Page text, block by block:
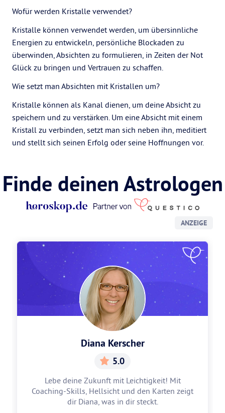
Wofür werden Kristalle verwendet?
Kristalle können verwendet werden, um übersinnliche
Energien zu entwickeln, persönliche Blockaden zu
überwinden, Absichten zu formulieren, in Zeiten der Not
Glück zu bringen und Vertrauen zu schaffen.
Wie setzt man Absichten mit Kristallen um?
Kristalle können als Kanal dienen, um deine Absicht zu
speichern und zu verstärken. Um eine Absicht mit einem
Kristall zu verbinden, setzt man sich neben ihn, meditiert
und stellt sich seinen Erfolg oder seine Hoffnungen vor.
Finde deinen Astrologen
ANZEIGE
Diana Kerscher
5.0
Lebe deine Zukunft mit Leichtigkeit! Mit
Coaching-Skills, Hellsicht und den Karten zeigt
dir Diana, was in dir steckt.